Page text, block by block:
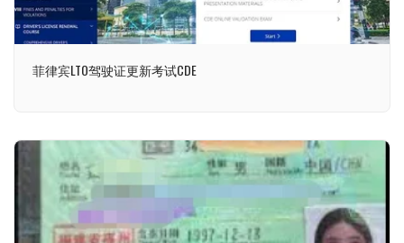
菲律宾LTO驾驶证更新考试CDE